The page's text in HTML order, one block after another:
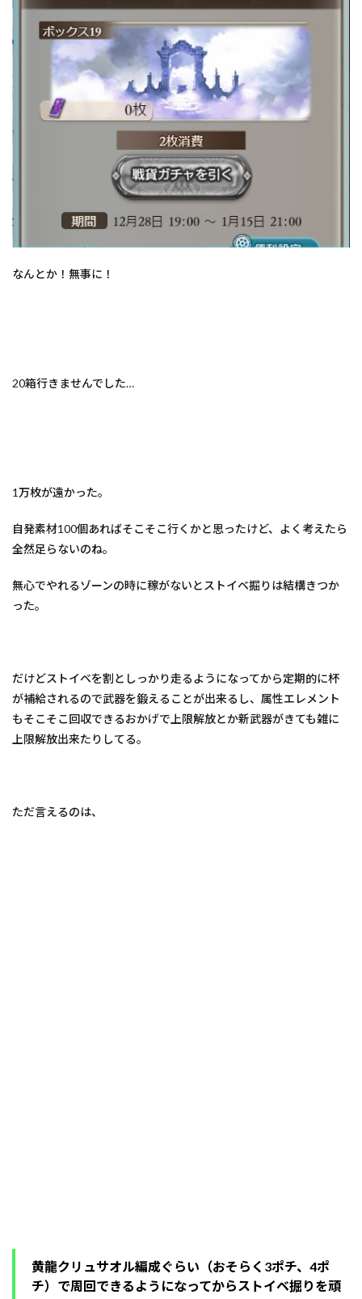
なんとか！無事に！
20箱行きませんでした…
1万枚が遠かった。
自発素材100個あればそこそこ行くかと思ったけど、よく考えたら
全然足らないのね。
無心でやれるゾーンの時に稼がないとストイベ掘りは結構きつか
った。
だけどストイベを割としっかり走るようになってから定期的に杯
が補給されるので武器を鍛えることが出来るし、属性エレメント
もそこそこ回収できるおかげで上限解放とか新武器がきても雑に
上限解放出来たりしてる。
ただ言えるのは、
黄龍クリュサオル編成ぐらい（おそらく3ポチ、4ポ
チ）で周回できるようになってからストイベ掘りを頑